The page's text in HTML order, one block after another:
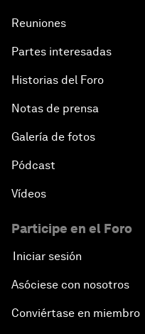
Reuniones
Partes interesadas
Historias del Foro
Notas de prensa
Galería de fotos
Pódcast
Vídeos
Participe en el Foro
Iniciar sesión
Asóciese con nosotros
Conviértase en miembro